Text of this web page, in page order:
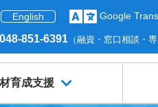
English Google
048-851-6391 （融資・窓口相談・専
育成支援